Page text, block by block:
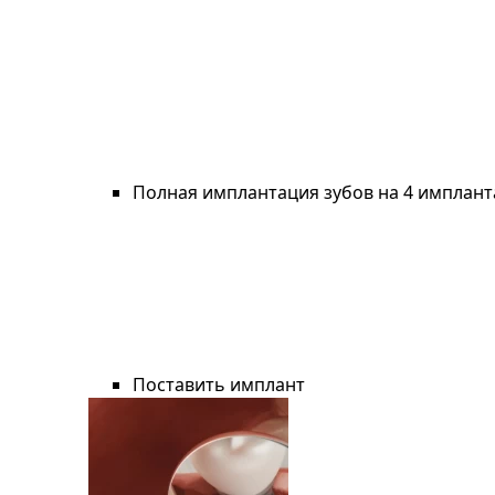
Полная имплантация зубов на 4
Поставить имплант